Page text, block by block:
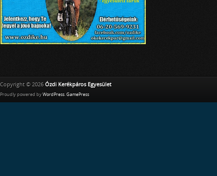
Copyright © 2026 Ózdi Kerékpáros Egyesület
Proudly powered by WordPress. GamePress